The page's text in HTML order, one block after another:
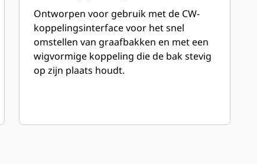
Ontworpen voor gebruik met de CW-
koppelingsinterface voor het snel
omstellen van graafbakken en met een
wigvormige koppeling die de bak stevig
op zijn plaats houdt.